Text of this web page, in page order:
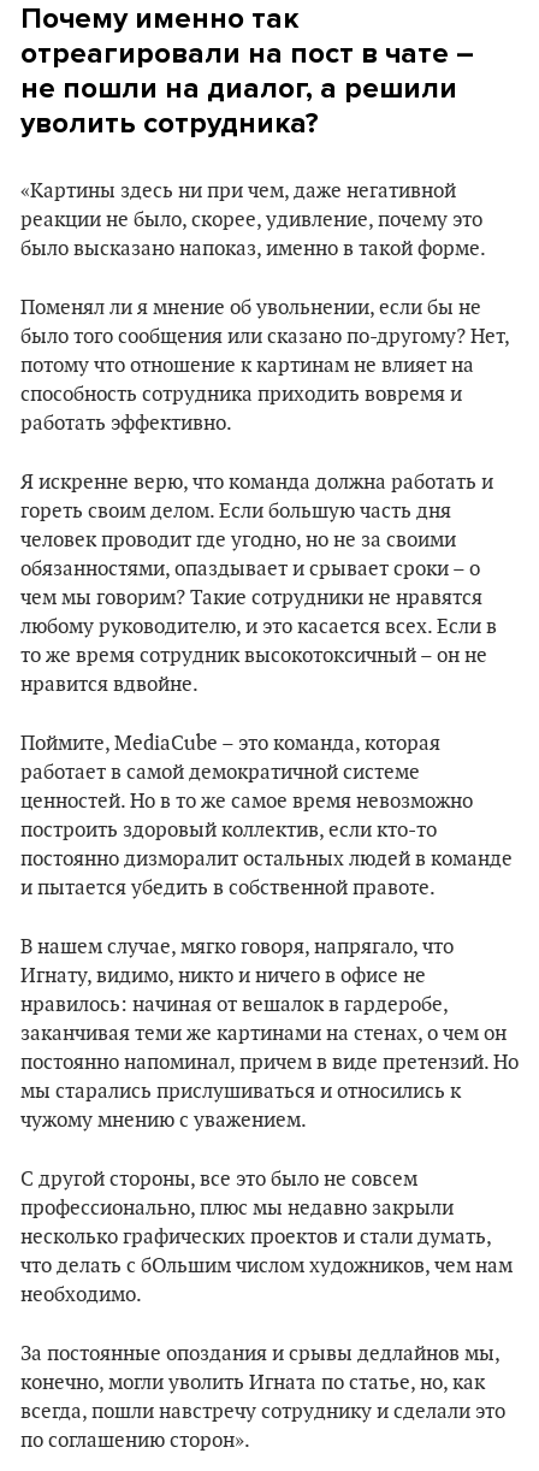
Почему именно так
отреагировали на пост в чате –
не пошли на диалог, а решили
уволить сотрудника?
«Картины здесь ни при чем, даже негативной
реакции не было, скорее, удивление, почему это
было высказано напоказ, именно в такой форме.
Поменял ли я мнение об увольнении, если бы не
было того сообщения или сказано по-другому? Нет,
потому что отношение к картинам не влияет на
способность сотрудника приходить вовремя и
работать эффективно.
Я искренне верю, что команда должна работать и
гореть своим делом. Если большую часть дня
человек проводит где угодно, но не за своими
обязанностями, опаздывает и срывает сроки – о
чем мы говорим? Такие сотрудники не нравятся
любому руководителю, и это касается всех. Если в
то же время сотрудник высокотоксичный – он не
нравится вдвойне.
Поймите, MediaCube – это команда, которая
работает в самой демократичной системе
ценностей. Но в то же самое время невозможно
построить здоровый коллектив, если кто-то
постоянно дизморалит остальных людей в команде
и пытается убедить в собственной правоте.
В нашем случае, мягко говоря, напрягало, что
Игнату, видимо, никто и ничего в офисе не
нравилось: начиная от вешалок в гардеробе,
заканчивая теми же картинами на стенах, о чем он
постоянно напоминал, причем в виде претензий. Но
мы старались прислушиваться и относились к
чужому мнению с уважением.
С другой стороны, все это было не совсем
профессионально, плюс мы недавно закрыли
несколько графических проектов и стали думать,
что делать с бОльшим числом художников, чем нам
необходимо.
За постоянные опоздания и срывы дедлайнов мы,
конечно, могли уволить Игната по статье, но, как
всегда, пошли навстречу сотруднику и сделали это
по соглашению сторон».